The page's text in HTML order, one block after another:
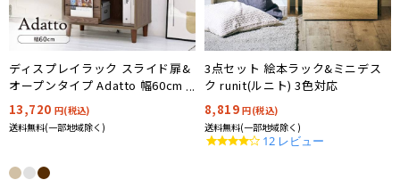
ディスプレイラック スライド扉&
オープンタイプ Adatto 幅60cm 5
色対応
13,720 円(税込)
送料無料(一部地域除く)
3点セット 絵本ラック&ミニデス
ク runit(ルニト) 3色対応
8,819円(税込)
送料無料(一部地域除く)
4.1
12 レビュー